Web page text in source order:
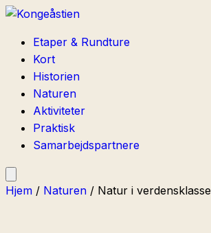
Etaper & Rundture
Kort
Historien
Naturen
Aktiviteter
Praktisk
Samarbejdspartnere
Hjem / Naturen / Natur i verdensklasse